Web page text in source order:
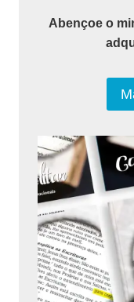
Abençoe o